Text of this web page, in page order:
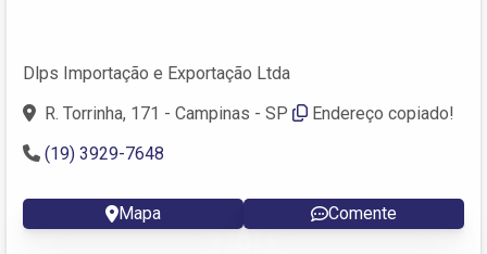
Dlps Importação e Exportação Ltda
R. Torrinha, 171 - Campinas - SP
Endereço copiado!
(19) 3929-7648
Mapa Comente